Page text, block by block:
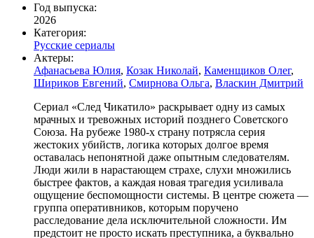
Год выпуска:
2026
Категория:
Русские сериалы
Актеры:
Афанасьева Юлия, Козак Николай, Каменщиков Олег,
Шириков Евгений, Смирнова Ольга, Власкин Дмитрий
Сериал «След Чикатило» раскрывает одну из самых
мрачных и тревожных историй позднего Советского
Союза. На рубеже 1980-х страну потрясла серия
жестоких убийств, логика которых долгое время
оставалась непонятной даже опытным следователям.
Люди жили в нарастающем страхе, слухи множились
быстрее фактов, а каждая новая трагедия усиливала
ощущение беспомощности системы. В центре сюжета —
группа оперативников, которым поручено
расследование дела исключительной сложности. Им
предстоит не просто искать преступника, а буквально